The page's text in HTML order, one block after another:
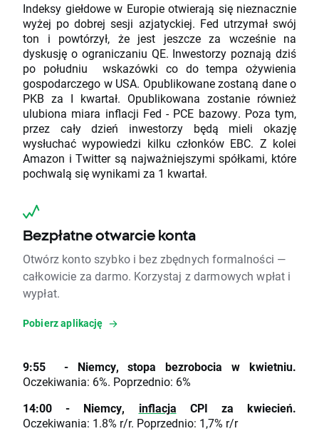
Indeksy giełdowe w Europie otwierają się nieznacznie
wyżej po dobrej sesji azjatyckiej. Fed utrzymał swój
ton i powtórzył, że jest jeszcze za wcześnie na
dyskusję o ograniczaniu QE. Inwestorzy poznają dziś
po południu wskazówki co do tempa ożywienia
gospodarczego w USA. Opublikowane zostaną dane o
PKB za I kwartał. Opublikowana zostanie również
ulubiona miara inflacji Fed - PCE bazowy. Poza tym,
przez cały dzień inwestorzy będą mieli okazję
wysłuchać wypowiedzi kilku członków EBC. Z kolei
Amazon i Twitter są najważniejszymi spółkami, które
pochwalą się wynikami za 1 kwartał.
Bezpłatne otwarcie konta
Otwórz konto szybko i bez zbędnych formalności —
całkowicie za darmo. Korzystaj z darmowych wpłat i
wypłat.
Pobierz aplikację
9:55 - Niemcy, stopa bezrobocia w kwietniu.
Oczekiwania: 6%. Poprzednio: 6%
14:00 - Niemcy, inflacja CPI za kwiecień.
Oczekiwania: 1.8% r/r. Poprzednio: 1,7% r/r